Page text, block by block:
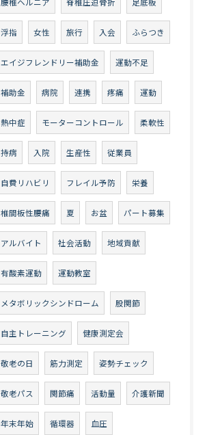
浮指 女性 旅行 入会 ふらつき
エイジフレンドリー補助金 運動不足
補助金 病院 連携 疼痛 運動
熱中症 モーターコントロール 柔軟性
持病 入院 生産性 従業員
自費リハビリ フレイル予防 栄養
椎間板性腰痛 夏 お盆 パート募集
アルバイト 社会活動 地域貢献
有酸素運動 運動教室
メタボリックシンドローム 股関節
自主トレーニング 健康測定会
敬老の日 筋力測定 姿勢チェック
敬老パス 関節痛 活動量 介護新聞
年末年始 循環器 血圧